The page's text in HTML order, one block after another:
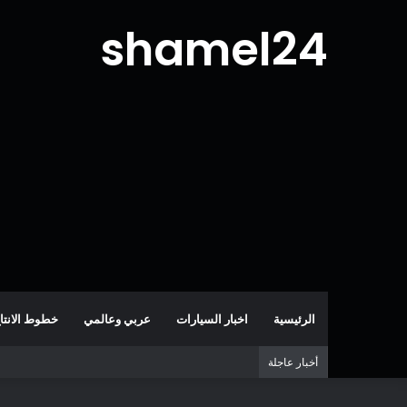
shamel24
الرئيسية اخبار السيارات عربي وعالمي خطوط
أخبار عاجلة